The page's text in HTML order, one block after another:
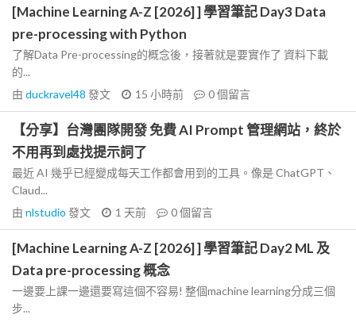
[Machine Learning A-Z [2026] ] 學習筆記 Day3 Data
pre-processing with Python
了解Data Pre-processing的概念後，接著就是要實作了 資料下載
的...
由 duckravel48 發文 15 小時前 0個留言
【分享】台灣團隊開發 免費 AI Prompt 管理網站，終於
不用再到處找提示詞了
最近 AI 幾乎已經變成每天工作都會用到的工具。像是 ChatGPT、
Claud...
由 nlstudio 發文 1 天前 0個留言
[Machine Learning A-Z [2026] ] 學習筆記 Day2 ML 及
Data pre-processing 概念
一邊要上課一邊還要寫這個不容易! 整個machine learning分成三個
步...